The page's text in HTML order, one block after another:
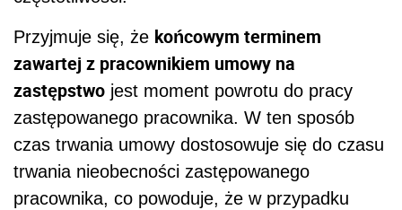
Przyjmuje się, że końcowym terminem
zawartej z pracownikiem umowy na
zastępstwo jest moment powrotu do pracy
zastępowanego pracownika. W ten sposób
czas trwania umowy dostosowuje się do czasu
trwania nieobecności zastępowanego
pracownika, co powoduje, że w przypadku